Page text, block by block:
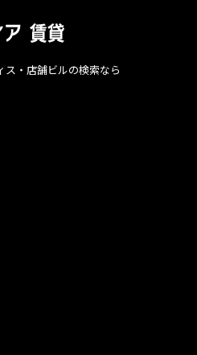
ス・店舗ビルの検索なら